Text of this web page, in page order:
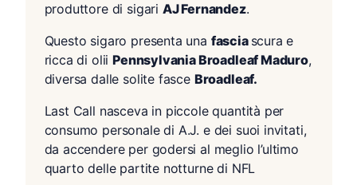
produttore di sigari AJ Fernandez.
Questo sigaro presenta una fascia scura e
ricca di oliiPennsylvania Broadleaf Maduro,
diversa dalle solite fasce Broadleaf.
Last Call nasceva in piccole quantità per
consumo personale di A.J. e dei suoi invitati,
da accendere per godersi al meglio l’ultimo
quarto delle partite notturne di NFL